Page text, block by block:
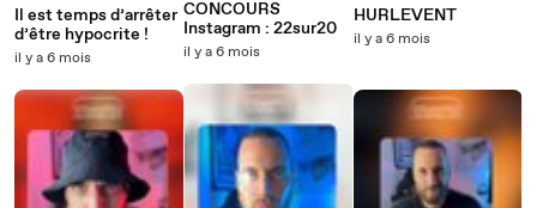
Il est temps d’arrêter
d’être hypocrite !
il y a 6 mois
CONCOURS
Instagram : 22sur20
il y a 6 mois
HURLEVENT
il y a 6 mois